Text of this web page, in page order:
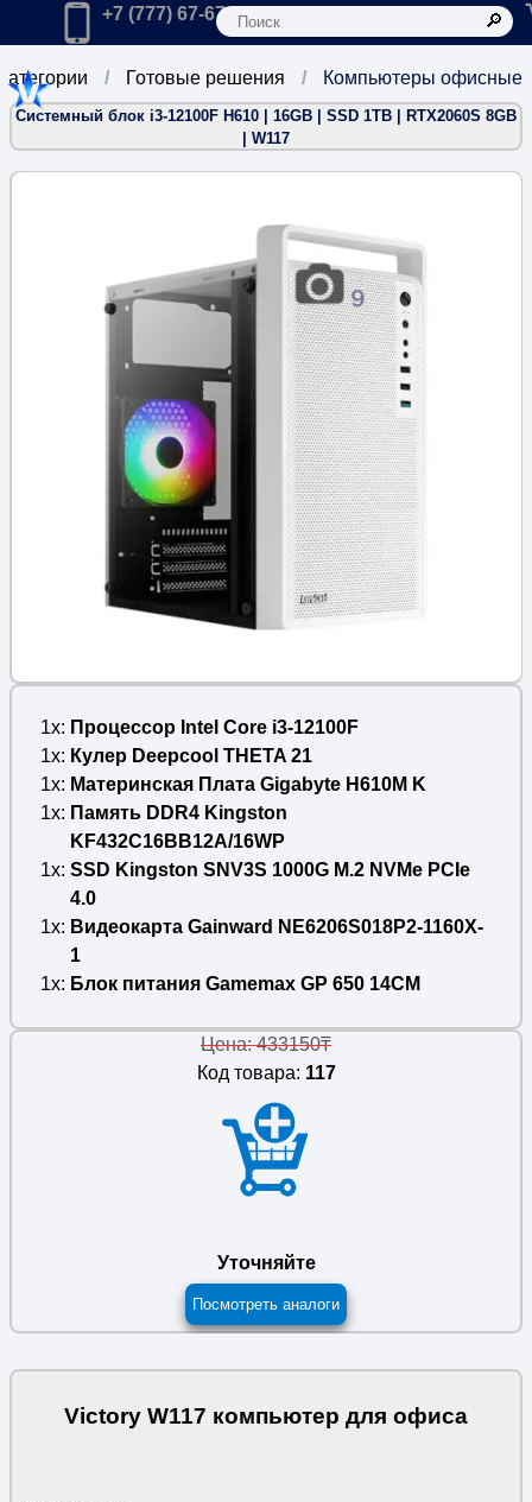
Главная
Позвонить в компанию по телефону:
+7 (777) 67-67-666
Компьютеры офисные
Готовые решения
Системный блок i3-12100F H610 | 16GB | SSD 1TB | RTX2060S 8GB
| W117
9
1x
Процессор Intel Core i3-12100F
1x
Кулер Deepcool THETA 21
1x
Материнская Плата Gigabyte H610M K
1x
Память DDR4 Kingston
KF432C16BB12A/16WP
1x SSD Kingston SNV3S 1000G M.2 NVMe PCIe
4.0
1x
Видеокарта Gainward NE6206S018P2-1160X-
1
1x
Блок питания Gamemax GP 650 14CM
Цена: 433150₸
Код товара: 117
Уточняйте
Посмотреть аналоги
Victory W117 компьютер для офиса